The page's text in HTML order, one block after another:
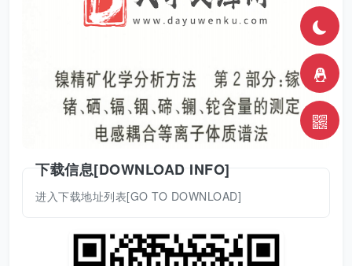
下载信息[DOWNLOAD INFO]
进入下载地址列表[GO TO DOWNLOAD]